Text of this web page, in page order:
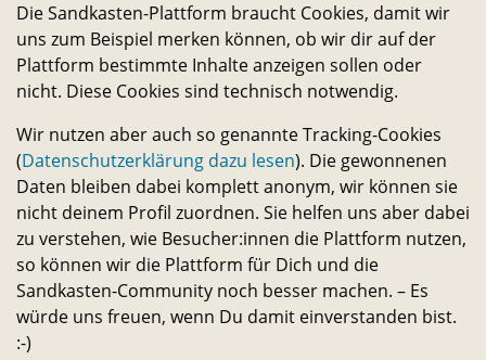
Über uns
Downloads
Handbuch
Newsletter
Messenger-Channels
Almanach
Gemeinsam
Nutzungsbedingungen
Datenschutzerklärung
Changelog
Fehler melden
Die Sandkasten-Plattform braucht Cookies, damit wir
uns zum Beispiel merken können, ob wir dir auf der
Plattform bestimmte Inhalte anzeigen sollen oder
nicht. Diese Cookies sind technisch notwendig.
Wir nutzen aber auch so genannte Tracking-Cookies
(Datenschutzerklärung dazu lesen). Die gewonnenen
Daten bleiben dabei komplett anonym, wir können sie
nicht deinem Profil zuordnen. Sie helfen uns aber dabei
zu verstehen, wie Besucher:innen die Plattform nutzen,
so können wir die Plattform für Dich und die
Sandkasten-Community noch besser machen. – Es
würde uns freuen, wenn Du damit einverstanden bist.
:-)